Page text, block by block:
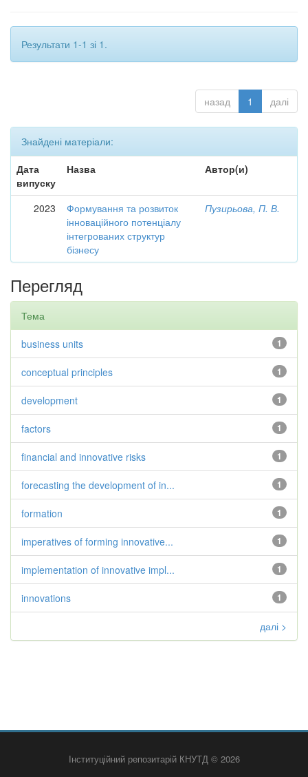
Результати 1-1 зі 1.
назад 1 далі
Знайдені матеріали:
Дата
випуску
Назва Автор(и)
2023
Формування та розвиток
інноваційного потенціалу
інтегрованих структур
бізнесу
Пузирьова, П. В.
Перегляд
Тема
1
business units
1
conceptual principles
1
development
1
factors
1
financial and innovative risks
1
forecasting the development of in...
1
formation
1
imperatives of forming innovative...
1
implementation of innovative impl...
1
innovations
далі >
Інституційний репозитарій КНУТД © 2026